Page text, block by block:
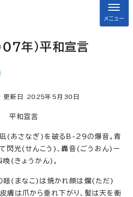
メニュー
年）平和宣言
新日 2025年5月 30 日
平和宣言
(あさなぎ)を破るB-29の爆音。青
て閃光(せんこう)、轟音(ごうおん)ー
(きょうかん)。
眼(まなこ)は焼かれ顔は爛(ただ)
膚は爪から垂れ下がり、髪は天を衝